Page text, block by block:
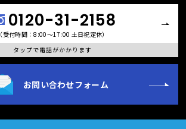
0120-31-2158
（受付時間：8:00〜17:00 土日祝定休）
タップで電話がかかります
お問い合わせフォーム